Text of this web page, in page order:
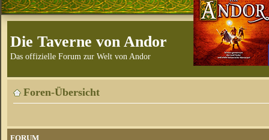
Die Taverne von Andor
Das offizielle Forum zur Welt von Andor
Foren-Übersicht
FORUM